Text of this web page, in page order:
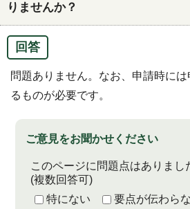
りませんか？
回答
問題ありません。なお、申請時に
るものが必要です。
ご意見をお聞かせください
このページに問題点はありまし
(複数回答可)
特にない
要点が伝わら